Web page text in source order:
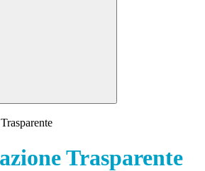
Trasparente